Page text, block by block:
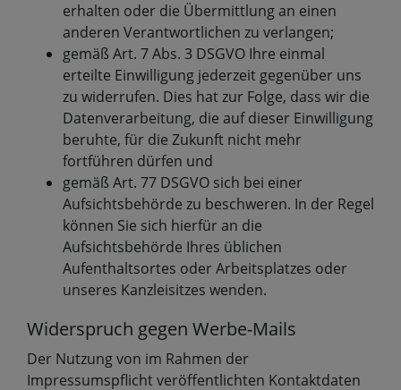
erhalten oder die Übermittlung an einen
anderen Verantwortlichen zu verlangen;
gemäß Art. 7 Abs. 3 DSGVO Ihre einmal
erteilte Einwilligung jederzeit gegenüber uns
zu widerrufen. Dies hat zur Folge, dass wir die
Datenverarbeitung, die auf dieser Einwilligung
beruhte, für die Zukunft nicht mehr
fortführen dürfen und
gemäß Art. 77 DSGVO sich bei einer
Aufsichtsbehörde zu beschweren. In der Regel
können Sie sich hierfür an die
Aufsichtsbehörde Ihres üblichen
Aufenthaltsortes oder Arbeitsplatzes oder
unseres Kanzleisitzes wenden.
Widerspruch gegen Werbe-Mails
Der Nutzung von im Rahmen der
Impressumspflicht veröffentlichten Kontaktdaten